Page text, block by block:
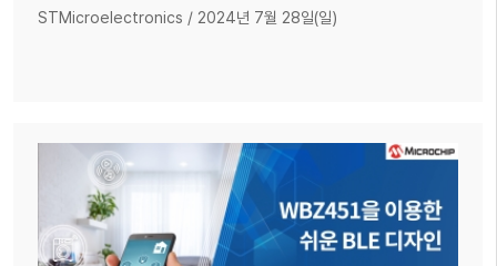
STMicroelectronics / 2024년 7월 28일(일)